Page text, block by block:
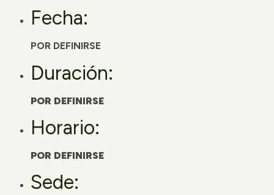
Fecha:
POR DEFINIRSE
Duración:
POR DEFINIRSE
Horario:
POR DEFINIRSE
Sede: